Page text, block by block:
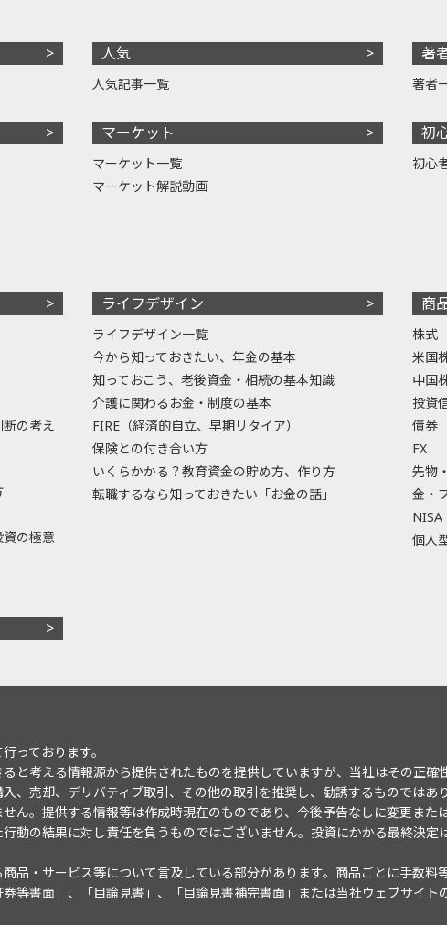
人気
人気記事一覧
マーケット
マーケット一覧
マーケット解説動画
著
著者
初
初心
断の考え
の極意
ライフデザイン
ライフデザイン一覧
今から知っておきたい、年金の基本
知っておこう、老後資金・相続の基本知識
介護に関わるお金・制度の基本
FIRE（経済的自立、早期リタイア）
保険との付き合い方
いくらかかる？教育資金の貯め方、作り方
転職するなら知っておきたい「お金の話」
商
株式
米国
中国
投資
債券
FX
先物
金・
NISA
個人
っております。
と考える情報源から提供されたものを提供していますが、当社はその正
、売却、デリバティブ取引、その他の取引を推奨し、勧誘するものでは
ん。提供する情報等は作成時現在のものであり、今後予告なしに変更また
動の結果に対し責任を負うものではございません。投資にかかる最終決
品・サービス等について言及している部分があります。商品ごとに手数料
券等書面」、「目論見書」、「目論見書補完書面」または当社ウェブサイト